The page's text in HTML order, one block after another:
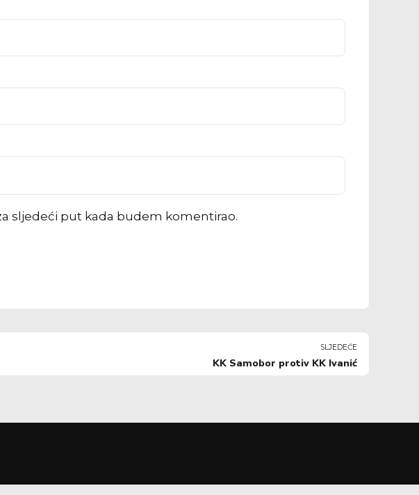
sljedeći put kada budem komentirao.
SLJEDEĆE
KK Samobor protiv KK Ivanić